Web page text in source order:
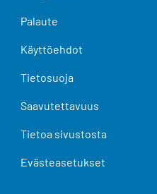
Palaute
Käyttöehdot
Tietosuoja
Saavutettavuus
Tietoa sivustosta
Evästeasetukset